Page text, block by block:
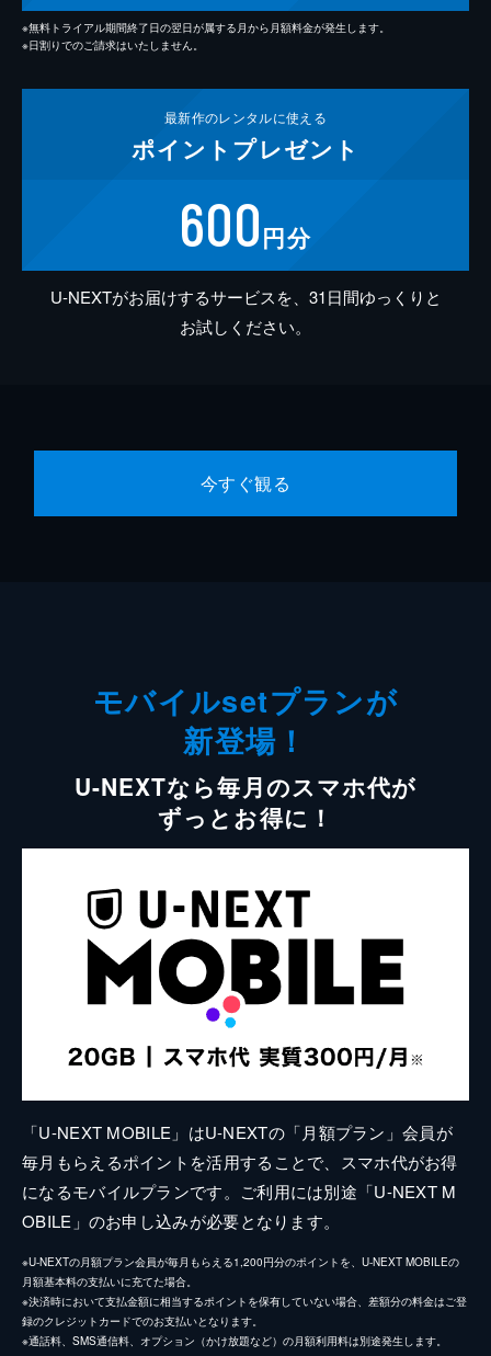
※無料トライアル期間終了日の翌日が属する月から月額料金が発生します。
※日割りでのご請求はいたしません。
最新作のレンタルに使える
ポイント プレゼント
600円分
U-NEXTがお届けするサービスを、31日間ゆっくりと
お試しください。
今すぐ観る
モバイルsetプランが
新登場！
U-NEXTなら毎月のスマホ代が
ずっとお得に！
「U-NEXT MOBILE」はU-NEXTの「月額プラン」会員が
毎月もらえるポイントを活用することで、スマホ代がお得
になるモバイルプランです。ご利用には別途「U-NEXT M
OBILE」のお申し込みが必要となります。
※U-NEXTの月額プラン会員が毎月もらえる1,200円分のポイントを、U-NEXT MOBILEの
月額基本料の支払いに充てた場合。
※決済時において支払金額に相当するポイントを保有していない場合、差額分の料金はご登
録のクレジットカードでのお支払いとなります。
※通話料、SMS通信料、オプション（かけ放題など）の月額利用料は別途発生します。